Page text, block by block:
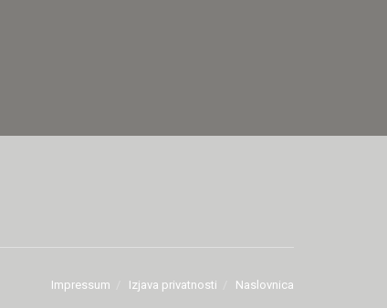
Impressum Izjava privatnosti Naslovnica